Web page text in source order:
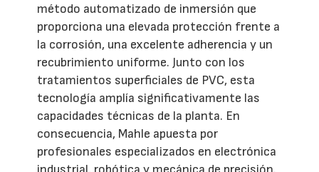
método automatizado de inmersión que
proporciona una elevada protección frente a
la corrosión, una excelente adherencia y un
recubrimiento uniforme. Junto con los
tratamientos superficiales de PVC, esta
tecnología amplía significativamente las
capacidades técnicas de la planta. En
consecuencia, Mahle apuesta por
profesionales especializados en electrónica